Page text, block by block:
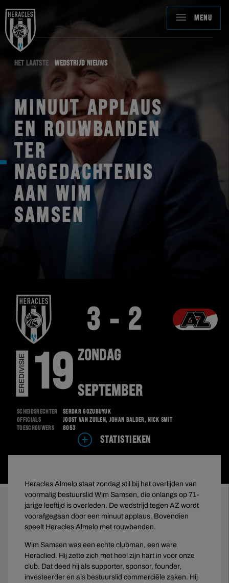
MENU
HET LAATSTE WEDSTRIJD NIEUWS
MINUUT APPLAUS
EN ROUWBANDEN
TER
NAGEDACHTENIS
AAN WIM
SAMSEN
EREDIVISIE 19 ZONDAG
SEPTEMBER
3 - 2
Scheidsrechter
Serdar Gözübüyük
Officials
Joost van Zuilen, Johan Balder, Nick Smit
Toeschouwers
8053
STATISTIEKEN
Heracles Almelo staat zondag stil bij het overlijden van
voormalig bestuurslid Wim Samsen, die onlangs op 71-
jarige leeftijd is overleden. De wedstrijd tegen AZ wordt
voorafgegaan door een minuut applaus. Bovendien
speelt Heracles Almelo met rouwbanden.
Wim Samsen was een echte clubman, een ware
Heraclied. Hij zette zich met heel zijn hart in voor onze
club. Dat deed hij als supporter, sponsor, founder,
investeerder en als bestuurslid commerciële zaken. Hij